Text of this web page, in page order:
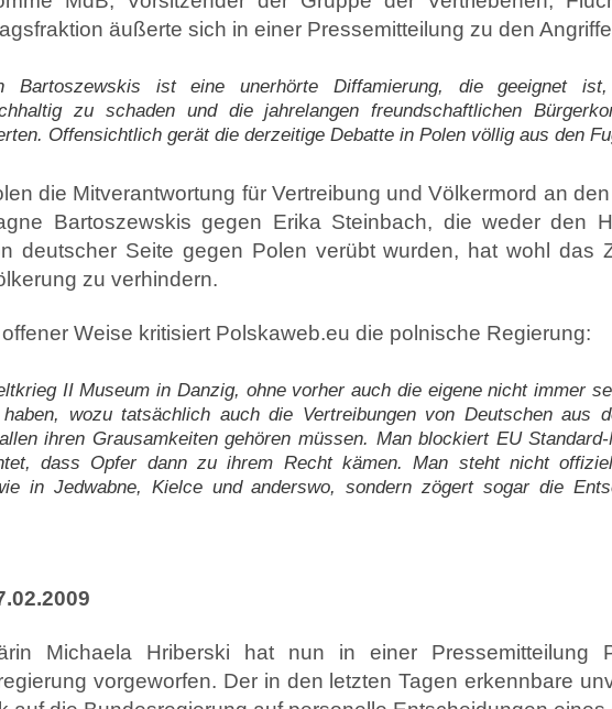
äußerte sich in einer Pressemitteilung zu den
Bartoszewskis ist eine unerhörte Diffamierung, die geeignet ist,
zu schaden und die jahrelangen freundschaftlichen
Offensichtlich gerät die derzeitige Debatte in Polen völlig aus den
die Mitverantwortung für Vertreibung und Völkermord an
Bartoszewskis gegen Erika Steinbach, die weder den
deutscher Seite gegen Polen verübt wurden, hat wohl das
zu verhindern.
Weise kritisiert Polskaweb.eu die polnische Regierung:
II Museum in Danzig, ohne vorher auch die eigene nicht immer
wozu tatsächlich auch die Vertreibungen von Deutschen aus
ihren Grausamkeiten gehören müssen. Man blockiert EU
dass Opfer dann zu ihrem Recht kämen. Man steht nicht
in Jedwabne, Kielce und anderswo, sondern zögert sogar die
Michaela Hriberski hat nun in einer Pressemitteilung
vorgeworfen. Der in den letzten Tagen erkennbare